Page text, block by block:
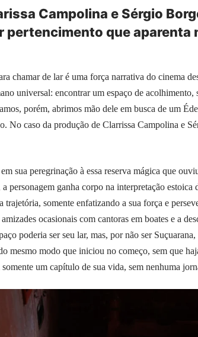
Campolina e Sérgio
pertencimento que aparenta
chamar de lar é uma força narrativa do cinema
universal: encontrar um espaço de acolhimento,
porém, abrimos mão dele em busca de um
No caso da produção de Clarrissa Campolina e
sua peregrinação à essa reserva mágica que
personagem ganha corpo na interpretação estoica
trajetória, somente enfatizando a sua força e
ocasionais com cantoras em boates e a
poderia ser seu lar, mas, por não ser
mesmo modo que iniciou no começo, sem que
um capítulo de sua vida, sem nenhuma